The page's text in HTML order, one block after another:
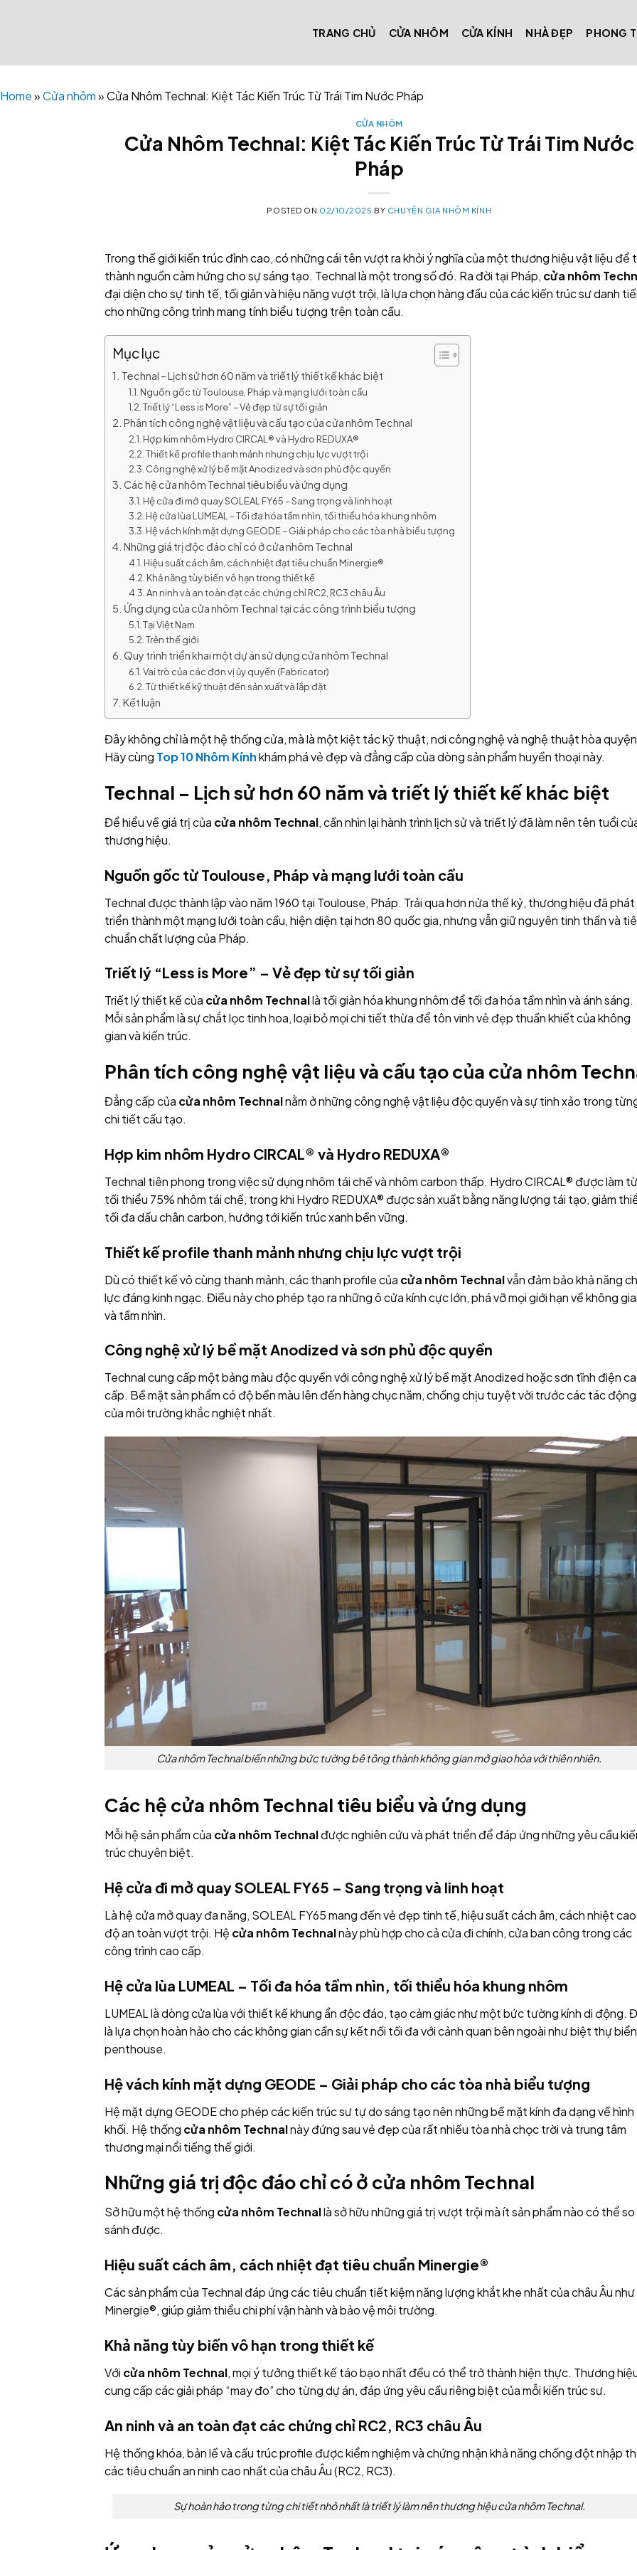
TRANG CHỦ CỬA NHÔM CỬA KÍNH NHÀ ĐẸP PHONG
Home»Cửa nhôm»Cửa Nhôm Technal: Kiệt Tác Kiến Trúc Từ Trái Tim Nước Pháp
CỬA NHÔM
Cửa Nhôm Technal: Kiệt Tác Kiến Trúc Từ Trái Tim Nước
Pháp
POSTED ON 02/10/2025 BY CHUYÊN GIA NHÔM KÍNH
Trong thế giới kiến trúc đỉnh cao, có những cái tên vượt ra khỏi ý nghĩa của một thương hiệu vật liệu để
thành nguồn cảm hứng cho sự sáng tạo. Technal là một trong số đó. Ra đời tại Pháp, cửa nhôm
đại diện cho sự tinh tế, tối giản và hiệu năng vượt trội, là lựa chọn hàng đầu của các kiến trúc sư danh
cho những công trình mang tính biểu tượng trên toàn cầu.
Mục lục
Technal – Lịch sử hơn 60 năm và triết lý thiết kế khác biệt
Nguồn gốc từ Toulouse, Pháp và mạng lưới toàn cầu
Triết lý “Less is More” – Vẻ đẹp từ sự tối giản
Phân tích công nghệ vật liệu và cấu tạo của cửa nhôm Technal
Hợp kim nhôm Hydro CIRCAL® và Hydro REDUXA®
Thiết kế profile thanh mảnh nhưng chịu lực vượt trội
Công nghệ xử lý bề mặt Anodized và sơn phủ độc quyền
Các hệ cửa nhôm Technal tiêu biểu và ứng dụng
Hệ cửa đi mở quay SOLEAL FY65 – Sang trọng và linh hoạt
Hệ cửa lùa LUMEAL – Tối đa hóa tầm nhìn, tối thiểu hóa khung nhôm
Hệ vách kính mặt dựng GEODE – Giải pháp cho các tòa nhà biểu tượng
Những giá trị độc đáo chỉ có ở cửa nhôm Technal
Hiệu suất cách âm, cách nhiệt đạt tiêu chuẩn Minergie®
Khả năng tùy biến vô hạn trong thiết kế
An ninh và an toàn đạt các chứng chỉ RC2, RC3 châu Âu
Ứng dụng của cửa nhôm Technal tại các công trình biểu tượng
Tại Việt Nam
Trên thế giới
Quy trình triển khai một dự án sử dụng cửa nhôm Technal
Vai trò của các đơn vị ủy quyền (Fabricator)
Từ thiết kế kỹ thuật đến sản xuất và lắp đặt
Kết luận
Đây không chỉ là một hệ thống cửa, mà là một kiệt tác kỹ thuật, nơi công nghệ và nghệ thuật hòa
Hãy cùng Top 10 Nhôm Kínhkhám phá vẻ đẹp và đẳng cấp của dòng sản phẩm huyền thoại này.
Technal – Lịch sử hơn 60 năm và triết lý thiết kế khác biệt
Để hiểu về giá trị của cửa nhôm Technal, cần nhìn lại hành trình lịch sử và triết lý đã làm nên tên tuổi
thương hiệu.
Nguồn gốc từ Toulouse, Pháp và mạng lưới toàn cầu
Technal được thành lập vào năm 1960 tại Toulouse, Pháp. Trải qua hơn nửa thế kỷ, thương hiệu đã phát
triển thành một mạng lưới toàn cầu, hiện diện tại hơn 80 quốc gia, nhưng vẫn giữ nguyên tinh thần và
chuẩn chất lượng của Pháp.
Triết lý “Less is More” – Vẻ đẹp từ sự tối giản
Triết lý thiết kế của cửa nhôm Technallà tối giản hóa khung nhôm để tối đa hóa tầm nhìn và ánh sáng.
Mỗi sản phẩm là sự chắt lọc tinh hoa, loại bỏ mọi chi tiết thừa để tôn vinh vẻ đẹp thuần khiết của không
gian và kiến trúc.
Phân tích công nghệ vật liệu và cấu tạo của cửa nhôm
Đẳng cấp của cửa nhôm Technalnằm ở những công nghệ vật liệu độc quyền và sự tinh xảo trong
chi tiết cấu tạo.
Hợp kim nhôm Hydro CIRCAL® và Hydro REDUXA®
Technal tiên phong trong việc sử dụng nhôm tái chế và nhôm carbon thấp. Hydro CIRCAL® được làm từ
tối thiểu 75% nhôm tái chế, trong khi Hydro REDUXA® được sản xuất bằng năng lượng tái tạo, giảm
tối đa dấu chân carbon, hướng tới kiến trúc xanh bền vững.
Thiết kế profile thanh mảnh nhưng chịu lực vượt trội
Dù có thiết kế vô cùng thanh mảnh, các thanh profile của cửa nhôm Technalvẫn đảm bảo khả năng
lực đáng kinh ngạc. Điều này cho phép tạo ra những ô cửa kính cực lớn, phá vỡ mọi giới hạn về không
và tầm nhìn.
Công nghệ xử lý bề mặt Anodized và sơn phủ độc quyền
Technal cung cấp một bảng màu độc quyền với công nghệ xử lý bề mặt Anodized hoặc sơn tĩnh điện
cấp. Bề mặt sản phẩm có độ bền màu lên đến hàng chục năm, chống chịu tuyệt vời trước các tác động
của môi trường khắc nghiệt nhất.
Cửa nhôm Technal biến những bức tường bê tông thành không gian mở giao hòa với thiên nhiên.
Các hệ cửa nhôm Technal tiêu biểu và ứng dụng
Mỗi hệ sản phẩm của cửa nhôm Technalđược nghiên cứu và phát triển để đáp ứng những yêu cầu
trúc chuyên biệt.
Hệ cửa đi mở quay SOLEAL FY65 – Sang trọng và linh hoạt
Là hệ cửa mở quay đa năng, SOLEAL FY65 mang đến vẻ đẹp tinh tế, hiệu suất cách âm, cách nhiệt
độ an toàn vượt trội. Hệ cửa nhôm Technalnày phù hợp cho cả cửa đi chính, cửa ban công trong các
công trình cao cấp.
Hệ cửa lùa LUMEAL – Tối đa hóa tầm nhìn, tối thiểu hóa khung nhôm
LUMEAL là dòng cửa lùa với thiết kế khung ẩn độc đáo, tạo cảm giác như một bức tường kính di động.
là lựa chọn hoàn hảo cho các không gian cần sự kết nối tối đa với cảnh quan bên ngoài như biệt thự
penthouse.
Hệ vách kính mặt dựng GEODE – Giải pháp cho các tòa nhà biểu tượng
Hệ mặt dựng GEODE cho phép các kiến trúc sư tự do sáng tạo nên những bề mặt kính đa dạng về hình
khối. Hệ thống cửa nhôm Technalnày đứng sau vẻ đẹp của rất nhiều tòa nhà chọc trời và trung tâm
thương mại nổi tiếng thế giới.
Những giá trị độc đáo chỉ có ở cửa nhôm Technal
Sở hữu một hệ thống cửa nhôm Technallà sở hữu những giá trị vượt trội mà ít sản phẩm nào có thể so
sánh được.
Hiệu suất cách âm, cách nhiệt đạt tiêu chuẩn Minergie®
Các sản phẩm của Technal đáp ứng các tiêu chuẩn tiết kiệm năng lượng khắt khe nhất của châu Âu như
Minergie®, giúp giảm thiểu chi phí vận hành và bảo vệ môi trường.
Khả năng tùy biến vô hạn trong thiết kế
Với cửa nhôm Technal, mọi ý tưởng thiết kế táo bạo nhất đều có thể trở thành hiện thực. Thương
cung cấp các giải pháp “may đo” cho từng dự án, đáp ứng yêu cầu riêng biệt của mỗi kiến trúc sư.
An ninh và an toàn đạt các chứng chỉ RC2, RC3 châu Âu
Hệ thống khóa, bản lề và cấu trúc profile được kiểm nghiệm và chứng nhận khả năng chống đột nhập
các tiêu chuẩn an ninh cao nhất của châu Âu (RC2, RC3).
Sự hoàn hảo trong từng chi tiết nhỏ nhất là triết lý làm nên thương hiệu cửa nhôm Technal.